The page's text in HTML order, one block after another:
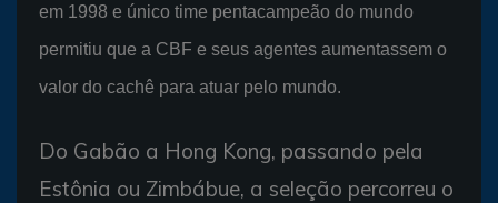
em 1998 e único time pentacampeão do mundo
permitiu que a CBF e seus agentes aumentassem o
valor do cachê para atuar pelo mundo.
Do Gabão a Hong Kong, passando pela
Estônia ou Zimbábue, a seleção percorreu o